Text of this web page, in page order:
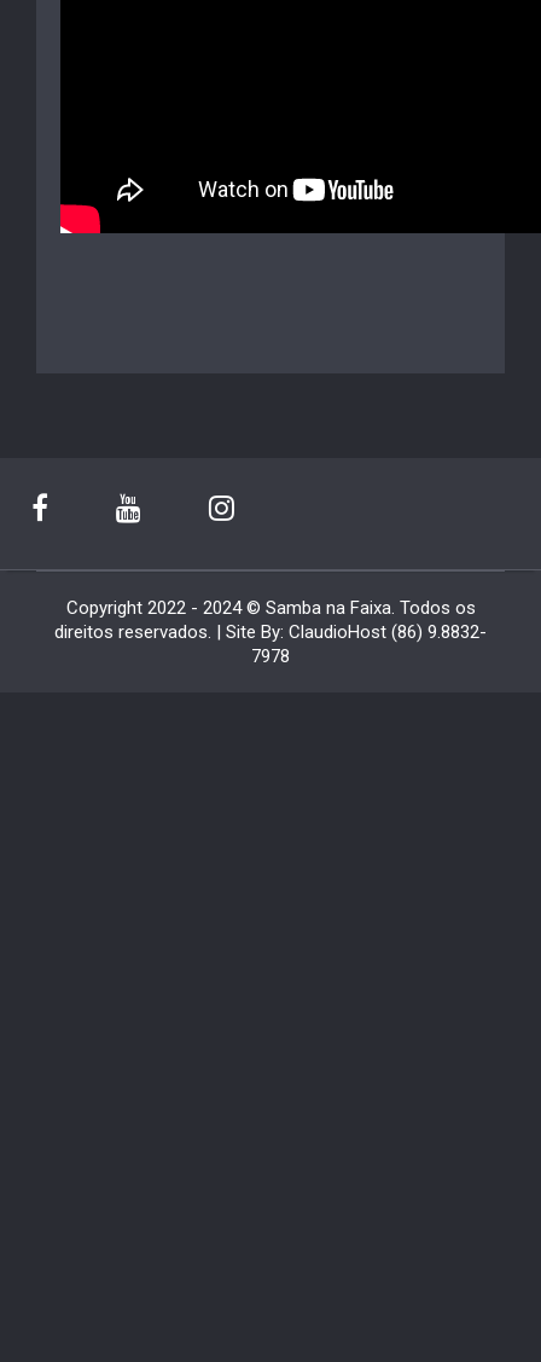
Copyright 2022 - 2024 © Samba na Faixa. Todos os
direitos reservados. | Site By: ClaudioHost (86) 9.8832-
7978